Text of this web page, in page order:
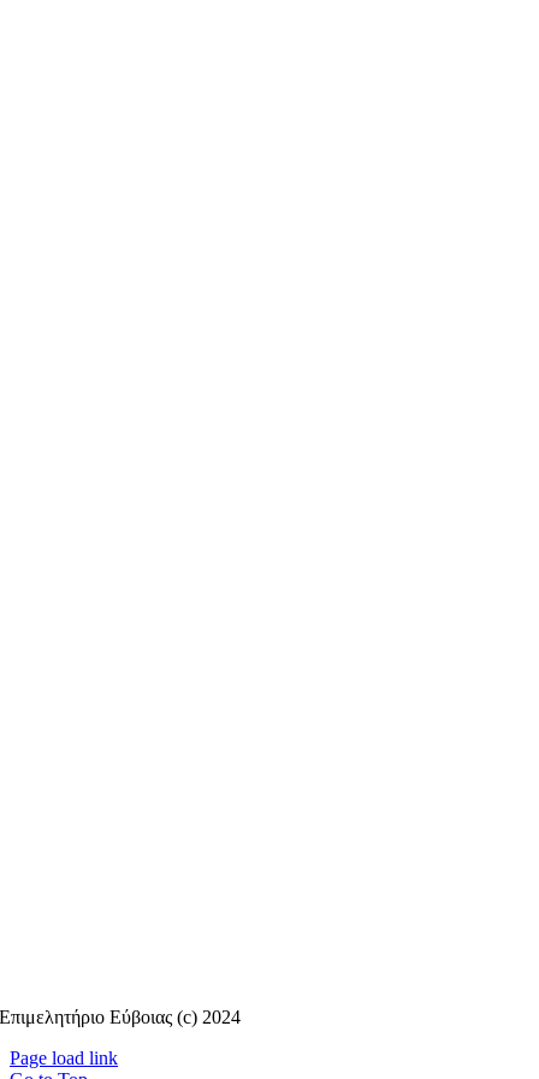
Επιμελητήριο Εύβοιας (c) 2024
Page load link